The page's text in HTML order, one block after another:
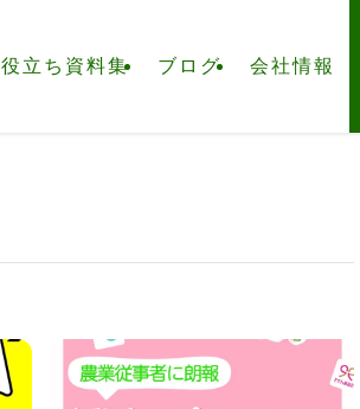
立ち資料集 ブログ 会社情報